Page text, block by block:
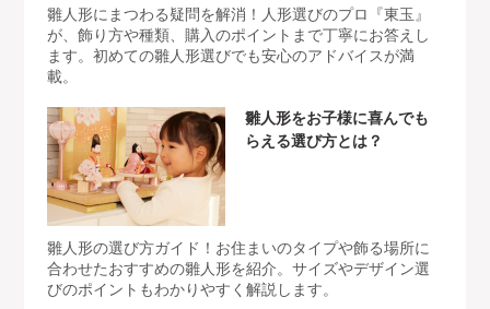
雛人形にまつわる疑問を解消！人形選びのプロ『東玉』
が、飾り方や種類、購入のポイントまで丁寧にお答えし
ます。初めての雛人形選びでも安心のアドバイスが満
載。
雛人形をお子様に喜んでも
らえる選び方とは？
雛人形の選び方ガイド！お住まいのタイプや飾る場所に
合わせたおすすめの雛人形を紹介。サイズやデザイン選
びのポイントもわかりやすく解説します。